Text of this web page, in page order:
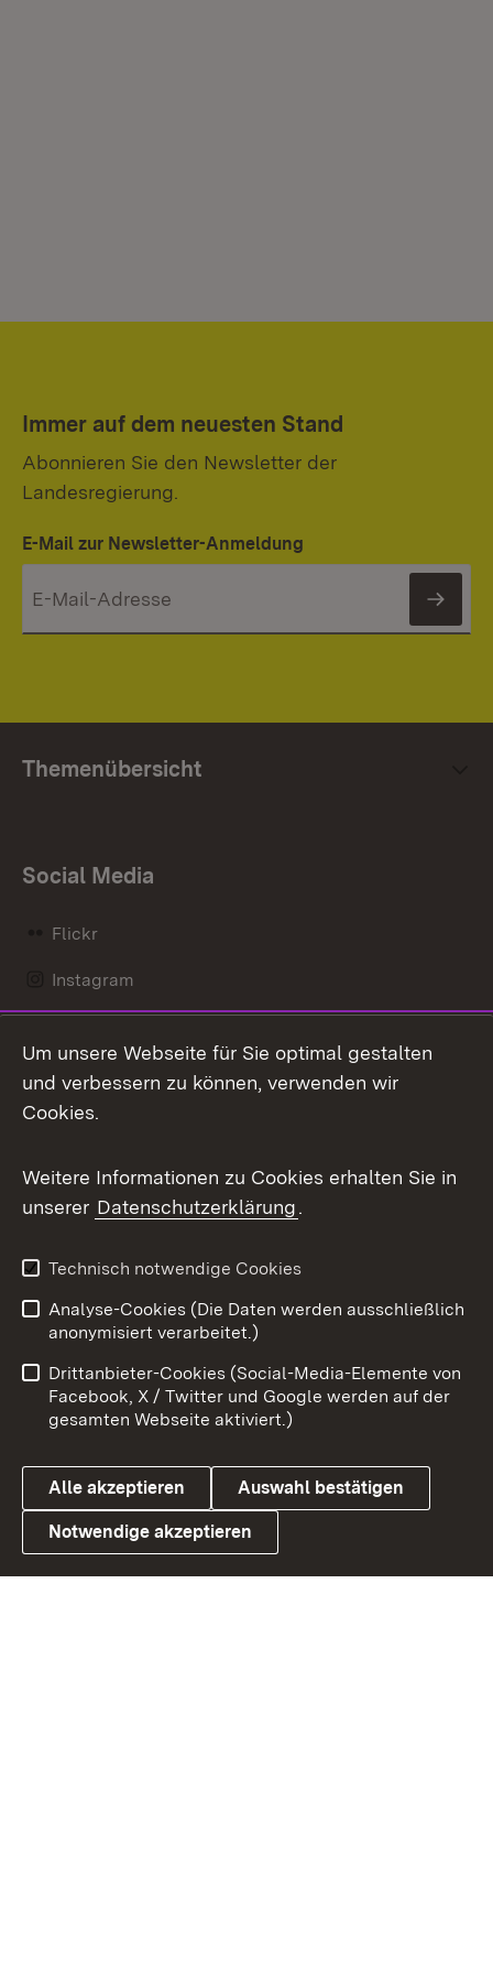
Immer auf dem neuesten Stand
Abonnieren Sie den Newsletter der
Landesregierung.
E-Mail zur Newsletter-Anmeldung
Themenübersicht
Social Media
Flickr
Instagram
Mastodon
Messenger
Social Wall
X / Twitter
Youtube
Link zum Landesportal
Benutzungshinweise
Barrierefreiheit
Datenschutz
Cookies
Um unsere Webseite für Sie optimal gestalten
und verbessern zu können, verwenden wir
Cookies.
Weitere Informationen zu Cookies erhalten Sie in
unserer Datenschutzerklärung.
Technisch notwendige Cookies
Analyse-Cookies (Die Daten werden ausschließlich
anonymisiert verarbeitet.)
Drittanbieter-Cookies (Social-Media-Elemente von
Facebook, X / Twitter und Google werden auf der
gesamten Webseite aktiviert.)
Alle akzeptieren Auswahl bestätigen
Notwendige akzeptieren